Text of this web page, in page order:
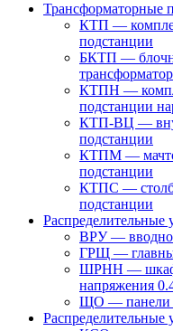
Трансформаторные
КТП —
подстанции
БКТП —
КТПН —
подстанции
КТП-ВЦ —
подстанции
КТПМ —
подстанции
КТПС —
подстанции
Распределительные
ВРУ — вводно-
ГРЩ —
ШРНН — шкафы
напряжения
ЩО — панели
Распределительные